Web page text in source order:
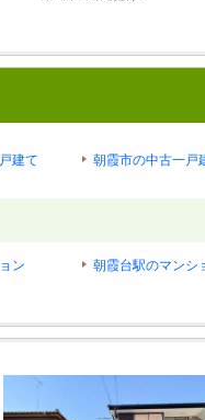
建て 朝霞市の中古一戸
ン 朝霞台駅のマンシ